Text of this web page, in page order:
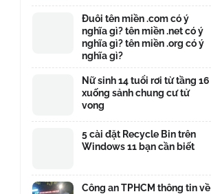
Đuôi tên miền .com có ý
nghĩa gì? tên miền .net có ý
nghĩa gì? tên miền .org có ý
nghĩa gì?
Nữ sinh 14 tuổi rơi từ tầng 16
xuống sảnh chung cư tử
vong
5 cài đặt Recycle Bin trên
Windows 11 bạn cần biết
Công an TPHCM thông tin về